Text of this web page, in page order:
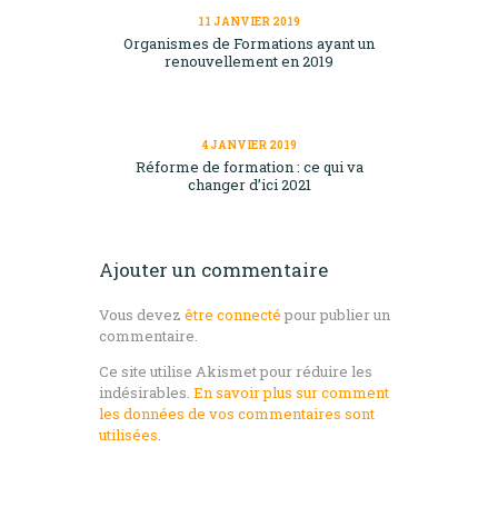
11 JANVIER 2019
Organismes de Formations ayant un
renouvellement en 2019
4 JANVIER 2019
Réforme de formation : ce qui va
changer d’ici 2021
Ajouter un commentaire
Vous devez être connectépour publier un
commentaire.
Ce site utilise Akismet pour réduire les
indésirables. En savoir plus sur comment
les données de vos commentaires sont
utilisées.